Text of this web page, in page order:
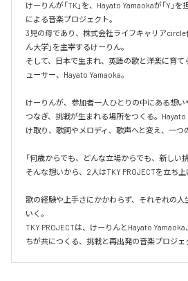
けーりんが「TK」を、Hayato Yamaokaが「Y」
による音楽プロジェクト。
3児の母であり、株式会社ライフキャリアcircle
ん大学」を主宰するけーりん。
そして、日本で生まれ、英語の歌と洋楽に育
ューサー、Hayato Yamaoka。
けーりんが、参加者一人ひとりの中にある想
つなぎ、挑戦が生まれる場所をつくる。
け取り、歌詞やメロディ、歌声へと変え、一つ
「何歳からでも、どんな立場からでも、新しい
そんな想いから、2人はTKY PROJECTを立ち上
歌の経験や上手さにかかわらず、それぞれの人
いく。
TKY PROJECTは、けーりんとHayato
ちが共につくる、挑戦と再出発の音楽プロジェ